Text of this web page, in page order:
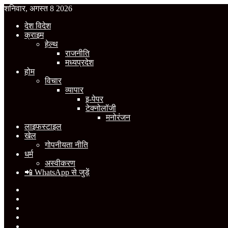
शनिवार, अगस्त 8 2026
देश विदेश
क्राइम
हेल्थ
राजनीति
मध्यप्रदेश
होम
विचार
व्यापार
इ-पेपर
टेक्नोलॉजी
मनोरंजन
लाइफस्टाइल
खेल
गोपनीयता नीति
धर्म
अस्वीकरण
📲 WhatsApp से जुड़ें